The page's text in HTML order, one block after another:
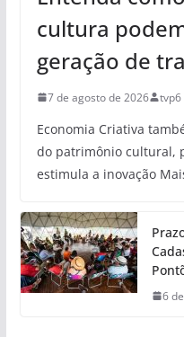
cultura
geração de
7 de agosto de 2026 tvp6
Economia Criativa
do patrimônio cultural,
estimula a inovação
6